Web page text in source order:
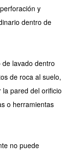
y
dentro de
lavado dentro
de roca al suelo,
pared del orificio
o herramientas
no puede